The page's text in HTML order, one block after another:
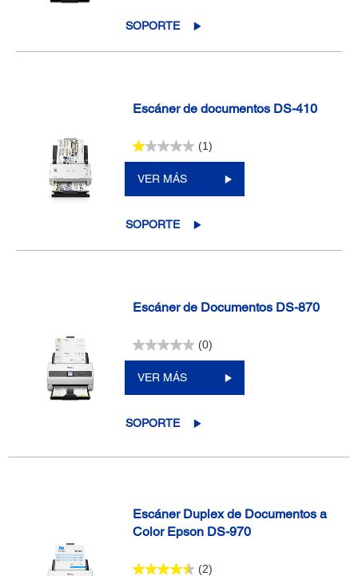
SOPORTE
Escáner de documentos DS-410
(1)
VER MÁS
SOPORTE
Escáner de Documentos DS-870
(0)
VER MÁS
SOPORTE
Escáner Duplex de Documentos a
Color Epson DS-970
(2)